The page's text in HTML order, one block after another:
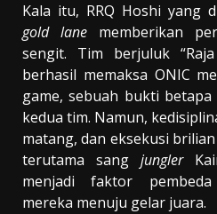
Kala itu, RRQ Hoshi yang
gold lane memberikan
sengit. Tim berjuluk
berhasil memaksa ONIC
game, sebuah bukti
kedua tim. Namun,
matang, dan eksekusi
terutama sang jungler
menjadi faktor
mereka menuju gelar juara.